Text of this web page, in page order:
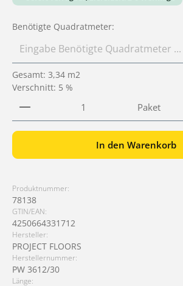
Benötigte Quadratmeter:
Gesamt: 3,34 m2
Verschnitt: 5 %
Produkt Anzahl: Gib denPaket
In den Warenkorb
Produktnummer:
78138
GTIN/EAN:
4250664331712
Hersteller:
PROJECT FLOORS
Herstellernummer:
PW 3612/30
Länge: